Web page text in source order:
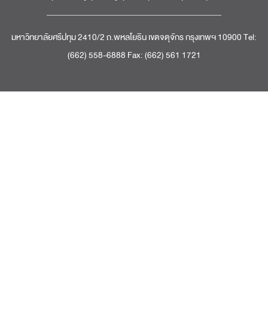
มหาวิทยาลัยศรีปทุม 2410/2 ถ.พหลโยธิน เขตจตุจักร กรุงเทพฯ 10900 Tel:
(662) 558-6888 Fax: (662) 561 1721